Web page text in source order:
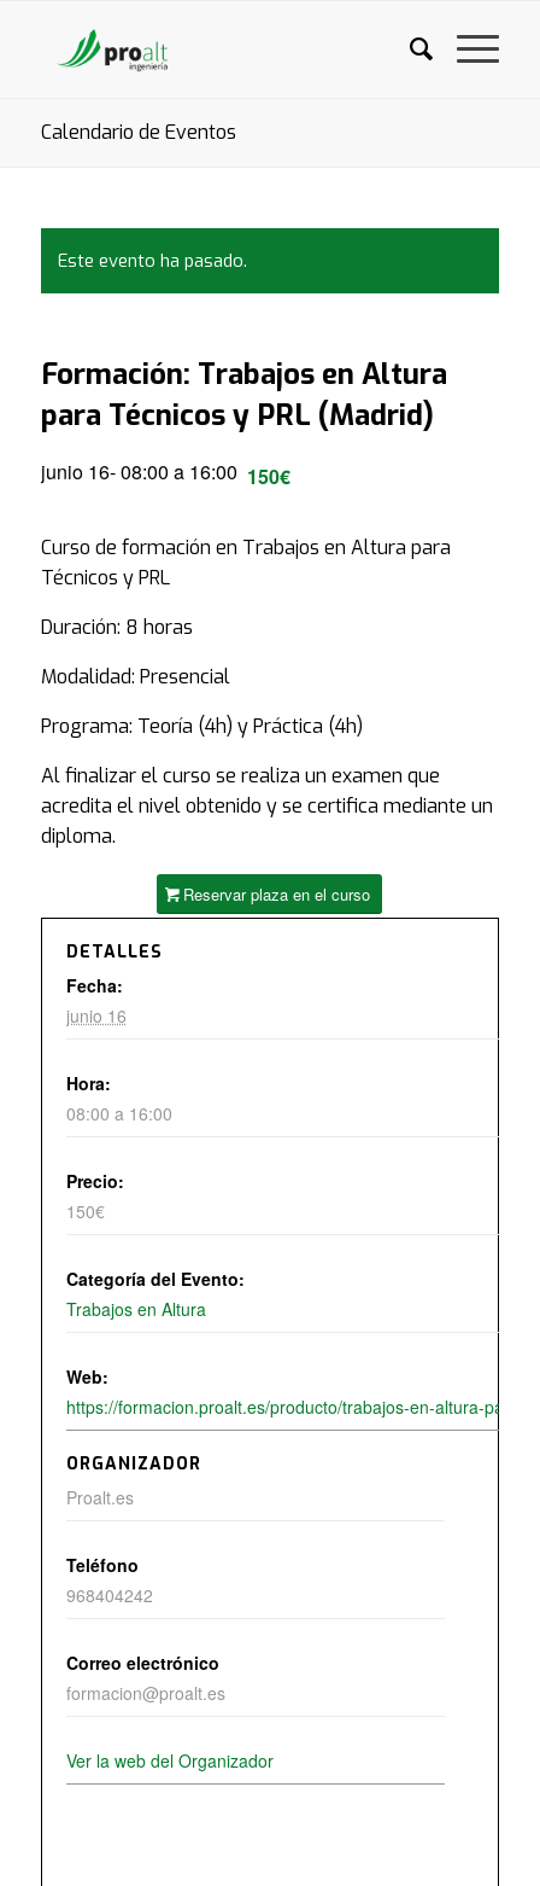
Calendario de Eventos
Este evento ha pasado.
Formación: Trabajos en Altura
para Técnicos y PRL (Madrid)
junio 16- 08:00 a 16:00 150€
Curso de formación en Trabajos en Altura para
Técnicos y PRL
Duración: 8 horas
Modalidad: Presencial
Programa: Teoría (4h) y Práctica (4h)
Al finalizar el curso se realiza un examen que
acredita el nivel obtenido y se certifica mediante un
diploma.
Reservar plaza en el curso
DETALLES
Fecha:
junio 16
Hora:
08:00 a 16:00
Precio:
150€
Categoría del Evento:
Trabajos en Altura
Web:
https://formacion.proalt.es/producto/trabajos-en-altura-para-
ORGANIZADOR
Proalt.es
Teléfono
968404242
Correo electrónico
formacion@proalt.es
Ver la web del Organizador